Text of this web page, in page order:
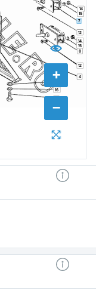
+
−
4
7
8
12
12
14
14
15
15
16